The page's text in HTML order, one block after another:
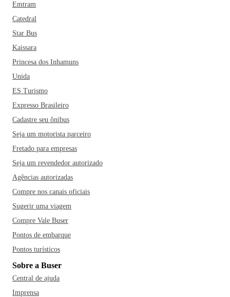
Emtram
Catedral
Star Bus
Kaissara
Princesa dos Inhamuns
Unida
ES Turismo
Expresso Brasileiro
Cadastre seu ônibus
Seja um motorista parceiro
Fretado para empresas
Seja um revendedor autorizado
Agências autorizadas
Compre nos canais oficiais
Sugerir uma viagem
Compre Vale Buser
Pontos de embarque
Pontos turísticos
Sobre a Buser
Central de ajuda
Imprensa